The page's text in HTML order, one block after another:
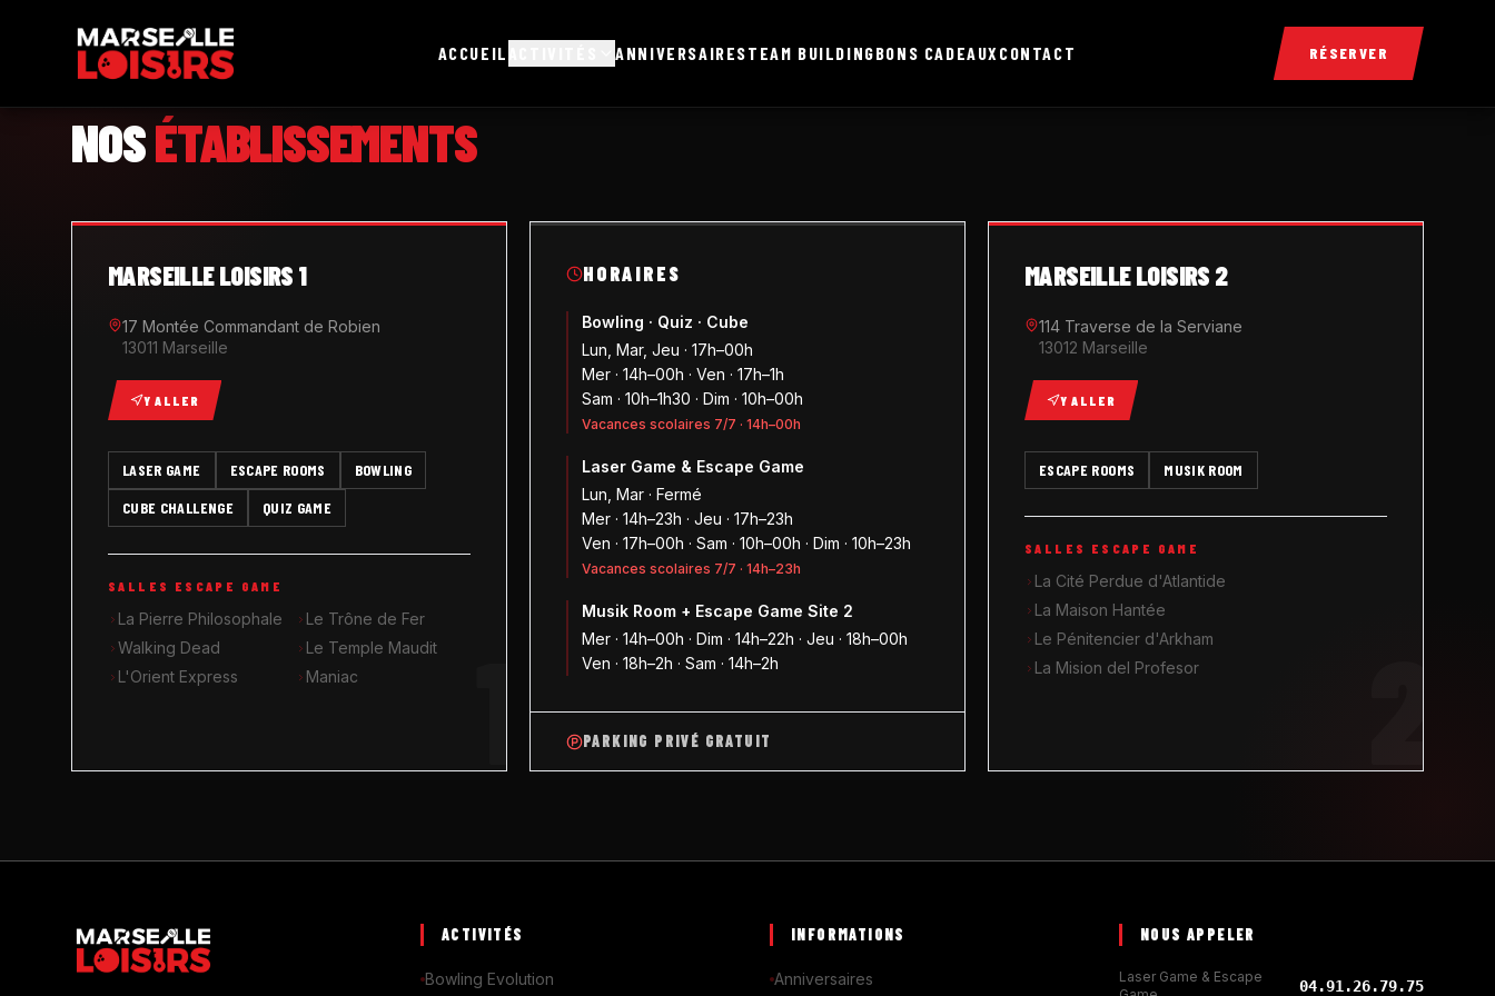
ACCUEIL ANNIVERSAIRESTEAM BUILDINGBONS CADEAUX CONTACT RÉSERVER
NOSÉTABLISSEMENTS
MARSEILLE LOISIRS 1
17 Montée Commandant de Robien
13011 Marseille
Y ALLER
LASER GAME ESCAPE ROOMS
BOWLING
CUBE CHALLENGE
QUIZ GAME
SALLES ESCAPE GAME
La Pierre Philosophale
Le Trône de Fer
Walking Dead
Le Temple Maudit
L'Orient Express
Maniac
HORAIRES
Bowling · Quiz · Cube
Lun, Mar, Jeu · 17h–00h
Mer · 14h–00h · Ven · 17h–1h
Sam · 10h–1h30 · Dim · 10h–00h
Vacances scolaires 7/7 · 14h–00h
Laser Game & Escape Game
Lun, Mar · Fermé
Mer · 14h–23h · Jeu · 17h–23h
Ven · 17h–00h · Sam · 10h–00h · Dim · 10h–23h
Vacances scolaires 7/7 · 14h–23h
Musik Room + Escape Game Site 2
Mer · 14h–00h · Dim · 14h–22h · Jeu · 18h–00h
Ven · 18h–2h · Sam · 14h–2h
PARKING PRIVÉ GRATUIT
MARSEILLE LOISIRS 2
114 Traverse de la Serviane
13012 Marseille
Y ALLER
ESCAPE ROOMS MUSIK ROOM
SALLES ESCAPE GAME
La Cité Perdue d'Atlantide
La Maison Hantée
Le Pénitencier d'Arkham
La Mision del Profesor
ACTIVITÉS
Bowling Evolution
INFORMATIONS
Anniversaires
NOUS APPELER
Laser Game & Escape
04.91.26.79.75